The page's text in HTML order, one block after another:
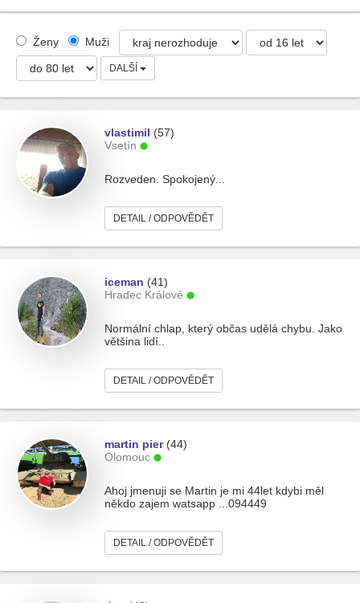
Ženy Muži
DALŠÍ
vlastimil (57)
Vsetín
Rozveden. Spokojený...
DETAIL / ODPOVĚDĚT
iceman (41)
Hradec Králové
Normální chlap, který občas udělá chybu. Jako
většina lidí..
DETAIL / ODPOVĚDĚT
martin pier(44)
Olomouc
Ahoj jmenuji se Martin je mi 44let kdybi měl
někdo zajem watsapp ...094449
DETAIL / ODPOVĚDĚT